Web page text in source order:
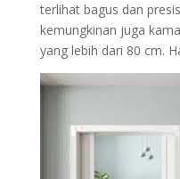
terlihat bagus dan
kemungkinan juga
yang lebih dari 80 cm.